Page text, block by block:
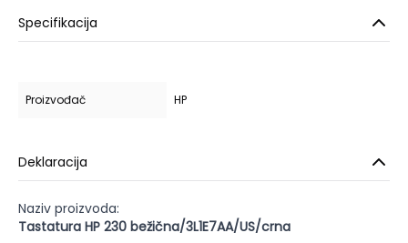
Specifikacija
Proizvođač HP
Deklaracija
Naziv proizvoda:
Tastatura HP 230 bežična/3L1E7AA/US/crna